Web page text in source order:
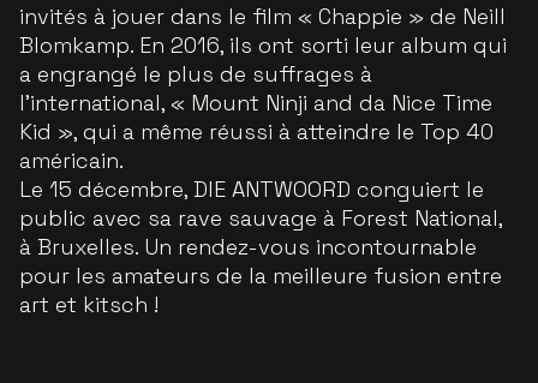
invités à jouer dans le film « Chappie » de Neill
Blomkamp. En 2016, ils ont sorti leur album qui
a engrangé le plus de suffrages à
l’international, « Mount Ninji and da Nice Time
Kid », qui a même réussi à atteindre le Top 40
américain.
Le 15 décembre, DIE ANTWOORD conguiert le
public avec sa rave sauvage à Forest National,
à Bruxelles. Un rendez-vous incontournable
pour les amateurs de la meilleure fusion entre
art et kitsch !